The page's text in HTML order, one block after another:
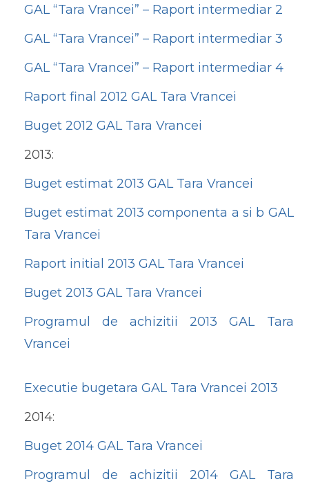
GAL “Tara Vrancei” – Raport intermediar 2
GAL “Tara Vrancei” – Raport intermediar 3
GAL “Tara Vrancei” – Raport intermediar 4
Raport final 2012 GAL Tara Vrancei
Buget 2012 GAL Tara Vrancei
2013:
Buget estimat 2013 GAL Tara Vrancei
Buget estimat 2013 componenta a si b GAL
Tara Vrancei
Raport initial 2013 GAL Tara Vrancei
Buget 2013 GAL Tara Vrancei
Programul de achizitii 2013 GAL Tara
Vrancei
Executie bugetara GAL Tara Vrancei 2013
2014:
Buget 2014 GAL Tara Vrancei
Programul de achizitii 2014 GAL Tara